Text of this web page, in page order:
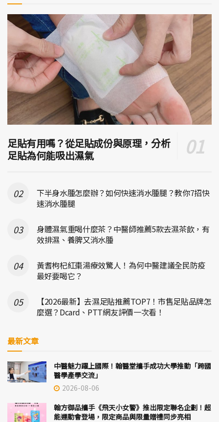
足貼有用嗎？從足貼成份與原理，分析
足貼為何能吸出濕氣
下半身水腫怎麼辦？如何快速消水腫腿？教你7招快
速消水腫腿
身體濕氣重喝什麼茶？中醫師推薦5款去濕茶飲，有
效排濕、養脾又消水腫
黃耆枸杞紅棗湯療效驚人！為何中醫建議全民防疫
最好要喝它？
【2026最新】去濕足貼推薦TOP7！市售足貼品牌怎
麼選？Dcard、PTT網友評價一次看！
最新文章
中醫魅力躍上國際！翰醫堂攜手成功大學推動「跨國
醫學產學交流」
2026-08-06
翰方御品攜手《飛天小女警》推出限定聯名企劃！超
能運動會登場，限定商品與限量贈禮同步亮相